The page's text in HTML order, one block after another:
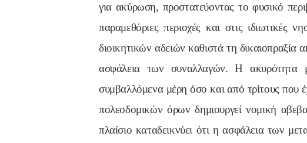
για ακύρωση, προστατεύοντας το φυσικό
παραμεθόριες περιοχές και στις ιδιωτικές
διοικητικών αδειών καθιστά τη
ασφάλεια των συναλλαγών. Η ακυρότητα
συμβαλλόμενα μέρη όσο και από τρίτους
πολεοδομικών όρων δημιουργεί νομική
πλαίσιο καταδεικνύει ότι η ασφάλεια των